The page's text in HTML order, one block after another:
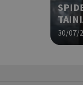
30/07/